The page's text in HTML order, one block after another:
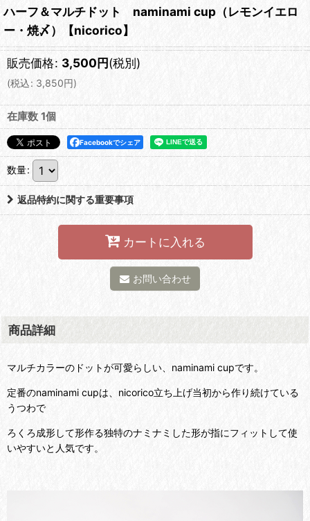
ハーフ＆マルチドット naminami cup（レモンイエロ
ー・焼〆）【nicorico】
販売価格: 3,500円(税別)
(税込: 3,850円)
在庫数 1個
Facebookでシェア
数量:
返品特約に関する重要事項
カートに入れる
お問い合わせ
商品詳細
マルチカラーのドットが可愛らしい、naminami cupです。
定番のnaminami cupは、nicorico立ち上げ当初から作り続けている
うつわで
ろくろ成形して形作る独特のナミナミした形が指にフィットして使
いやすいと人気です。